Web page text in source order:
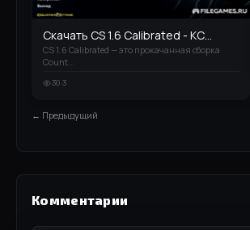
Скачать CS 1.6 Calibrated - КС...
CS 1.6 Calibrated — это прокачанная сборка
Count...
303
← Предыдущий
Комментарии